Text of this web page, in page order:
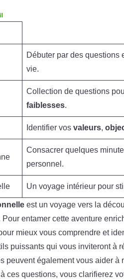
Débuter par des questions
vie.
Collection de questions
faiblesses.
Identifier vosvaleurs,
Consacrer quelques
personnel.
Un voyage intérieur pour
est un voyage vers la
Pour entamer cette aventure
mieux vous comprendre et
puissants qui vous inviteront à
peuvent également vous aider à
ces questions, vous clarifierez